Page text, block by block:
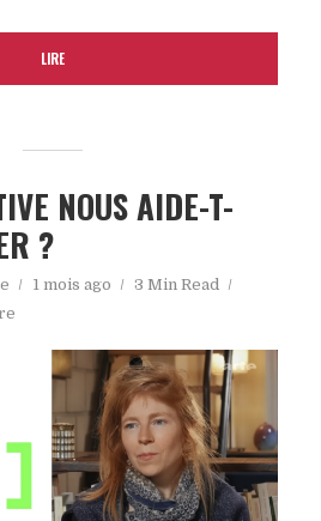
LIRE
NOUS AIDE-T-
?
1 mois ago
3 Min Read